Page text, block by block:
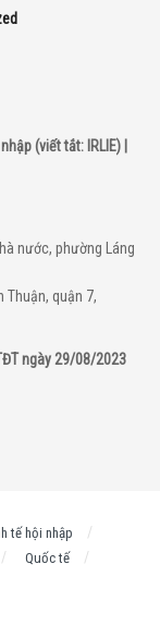
(viết tắt: IRLIE) |
nước, phường Láng
Thuận, quận 7,
ngày 29/08/2023
tế hội nhập
Quốc tế